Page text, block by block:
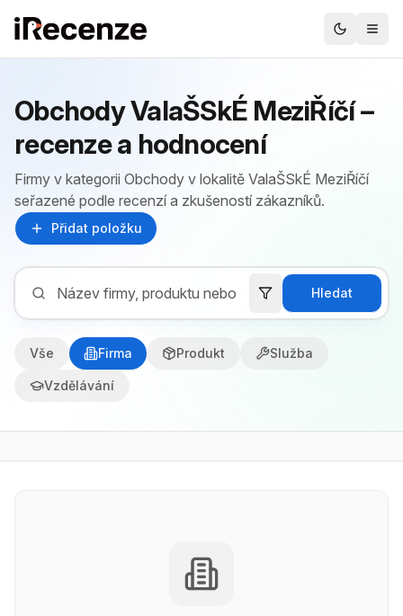
Obchody ValaŠSkÉ MeziŘíčí –
recenze a hodnocení
Firmy v kategorii Obchody v lokalitě ValaŠSkÉ MeziŘíčí
seřazené podle recenzí a zkušeností zákazníků.
Přidat položku
Hledat
Vše Firma Produkt Služba
Vzdělávání